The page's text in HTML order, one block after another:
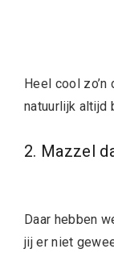
Heel cool zo’n
natuurlijk altijd
2. Mazzel
Daar hebben
jij er niet